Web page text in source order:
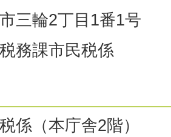
三輪2丁目1番1号
務課市民税係
係（本庁舎2階）